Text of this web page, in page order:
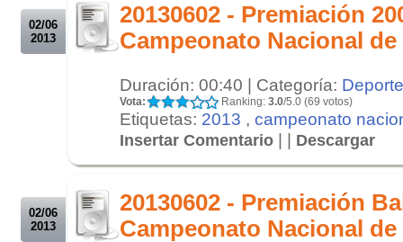
02/06
2013
20130602 - Premiación
Campeonato Nacional de
Duración: 00:40 | Categoría:
Vota: Ranking: 3.0/5.0 (69 votos)
Etiquetas: 2013 , campeonato
Insertar Comentario | | Descargar
02/06
2013
20130602 - Premiación
Campeonato Nacional de